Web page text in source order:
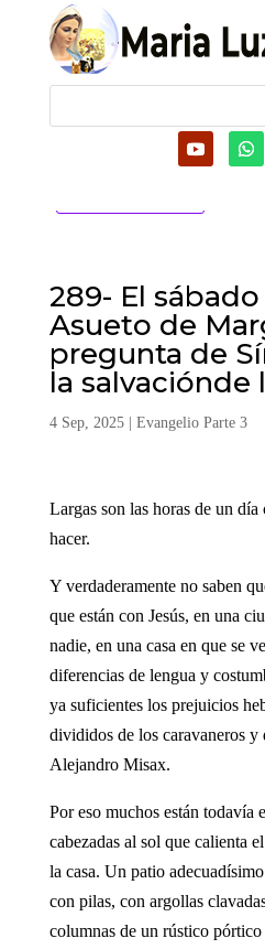
289- El sábado
Asueto de
pregunta de
la salvaciónde
4 Sep, 2025| Evangelio Parte 3
Largas son las horas de un día
hacer.
Y verdaderamente no saben
que están con Jesús, en una
nadie, en una casa en que se
diferencias de lengua y
ya suficientes los prejuicios
divididos de los caravaneros y
Alejandro Misax.
Por eso muchos están todavía
cabezadas al sol que calienta
la casa. Un patio
con pilas, con argollas
columnas de un rústico